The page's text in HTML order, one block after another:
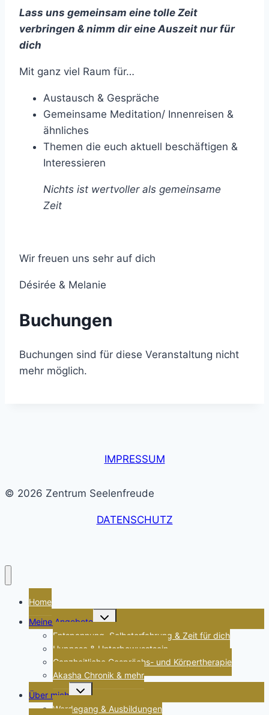
Lass uns gemeinsam eine tolle Zeit
verbringen & nimm dir eine Auszeit nur für
dich
Mit ganz viel Raum für…
Austausch & Gespräche
Gemeinsame Meditation/ Innenreisen &
ähnliches
Themen die euch aktuell beschäftigen &
Interessieren
Nichts ist wertvoller als gemeinsame
Zeit
Wir freuen uns sehr auf dich
Désirée & Melanie
Buchungen
Buchungen sind für diese Veranstaltung nicht
mehr möglich.
IMPRESSUM
© 2026 Zentrum Seelenfreude
DATENSCHUTZ
Home
Meine Angebote
Untermenü
umschalten
Entspannung, Selbsterfahrung & Zeit für dich
Hypnose & Unterbewusstsein
Ganzheitliche Gesprächs- und Körpertherapie
Akasha Chronik & mehr
Über mich
Untermenü
umschalten
Werdegang & Ausbildungen